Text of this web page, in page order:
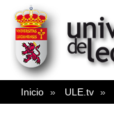
Inicio ULE.tv